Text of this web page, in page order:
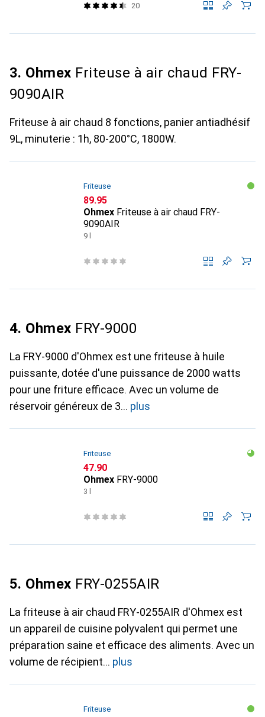
20
3. Ohmex Friteuse à air chaud FRY-
9090AIR
Friteuse à air chaud 8 fonctions, panier antiadhésif
9L, minuterie : 1h, 80-200°C, 1800W.
Friteuse
CHF
89.95
Ohmex Friteuse à air chaud FRY-
9090AIR
9 l
4. Ohmex FRY-9000
La FRY-9000 d'Ohmex est une friteuse à huile
puissante, dotée d'une puissance de 2000 watts
pour une friture efficace. Avec un volume de
réservoir généreux de 3
plus
Friteuse
CHF
47.90
Ohmex FRY-9000
3 l
5. Ohmex FRY-0255AIR
La friteuse à air chaud FRY-0255AIR d'Ohmex est
un appareil de cuisine polyvalent qui permet une
préparation saine et efficace des aliments. Avec un
volume de récipient
plus
Friteuse